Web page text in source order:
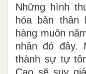
Những hình
hóa bản thân
hàng muôn
nhản đó đây.
thành sự tự
Cao sẽ suy